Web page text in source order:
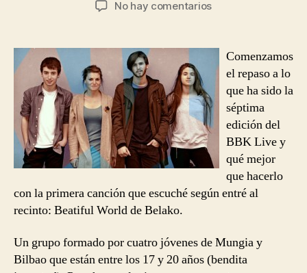
No hay comentariosen
Beautiful
World
Comenzamos
el repaso a lo
que ha sido la
séptima
edición del
BBK Live y
qué mejor
que hacerlo
con la primera canción que escuché según entré al
recinto: Beatiful World de Belako.
Un grupo formado por cuatro jóvenes de Mungia y
Bilbao que están entre los 17 y 20 años (bendita